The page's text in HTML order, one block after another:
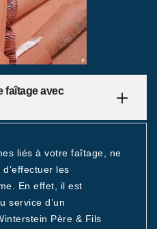
faîtage avec
liés à votre faîtage, ne
les
En effet, il est
service d’un
Père & Fils